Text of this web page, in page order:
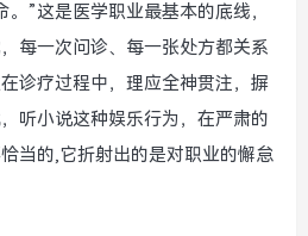
”这是医学职业最基本的底线，
每一次问诊、每一张处方都关系
诊疗过程中，理应全神贯注，摒
听小说这种娱乐行为，在严肃的
当的,它折射出的是对职业的懈怠